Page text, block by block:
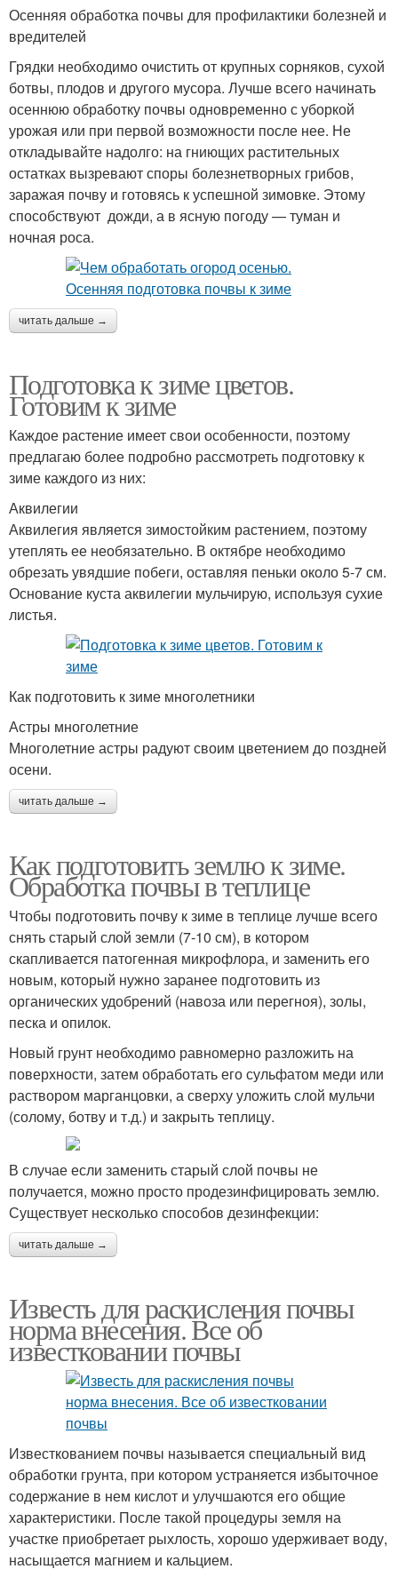
Осенняя обработка почвы для профилактики болезней и
вредителей
Грядки необходимо очистить от крупных сорняков, сухой
ботвы, плодов и другого мусора. Лучше всего начинать
осеннюю обработку почвы одновременно с уборкой
урожая или при первой возможности после нее. Не
откладывайте надолго: на гниющих растительных
остатках вызревают споры болезнетворных грибов,
заражая почву и готовясь к успешной зимовке. Этому
способствуют дожди, а в ясную погоду — туман и
ночная роса.
читать дальше →
Подготовка к зиме цветов.
Готовим к зиме
Каждое растение имеет свои особенности, поэтому
предлагаю более подробно рассмотреть подготовку к
зиме каждого из них:
Аквилегии
Аквилегия является зимостойким растением, поэтому
утеплять ее необязательно. В октябре необходимо
обрезать увядшие побеги, оставляя пеньки около 5-7 см.
Основание куста аквилегии мульчирую, используя сухие
листья.
Как подготовить к зиме многолетники
Астры многолетние
Многолетние астры радуют своим цветением до поздней
осени.
читать дальше →
Как подготовить землю к зиме.
Обработка почвы в теплице
Чтобы подготовить почву к зиме в теплице лучше всего
снять старый слой земли (7-10 см), в котором
скапливается патогенная микрофлора, и заменить его
новым, который нужно заранее подготовить из
органических удобрений (навоза или перегноя), золы,
песка и опилок.
Новый грунт необходимо равномерно разложить на
поверхности, затем обработать его сульфатом меди или
раствором марганцовки, а сверху уложить слой мульчи
(солому, ботву и т.д.) и закрыть теплицу.
В случае если заменить старый слой почвы не
получается, можно просто продезинфицировать землю.
Существует несколько способов дезинфекции:
читать дальше →
Известь для раскисления почвы
норма внесения. Все об
известковании почвы
Известкованием почвы называется специальный вид
обработки грунта, при котором устраняется избыточное
содержание в нем кислот и улучшаются его общие
характеристики. После такой процедуры земля на
участке приобретает рыхлость, хорошо удерживает воду,
насыщается магнием и кальцием.